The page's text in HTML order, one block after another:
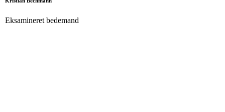
Eksamineret bedemand